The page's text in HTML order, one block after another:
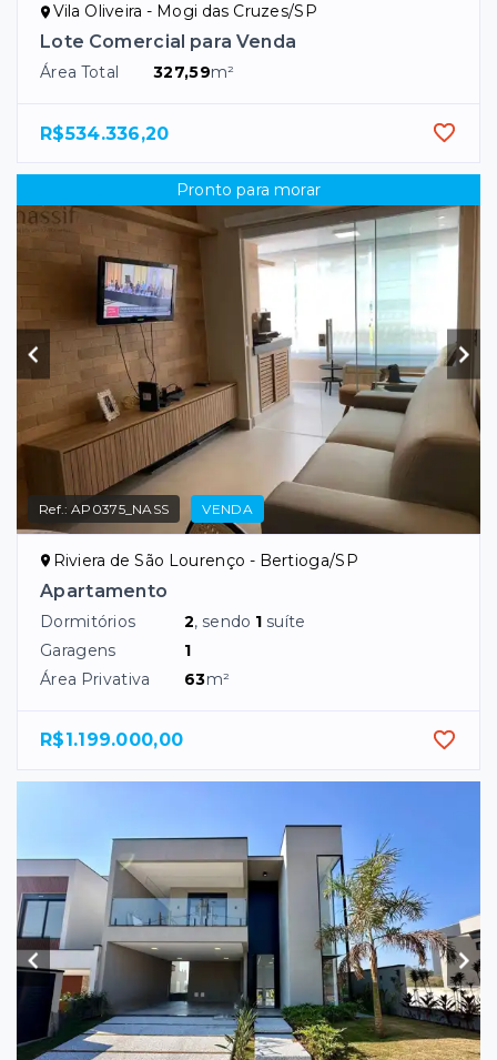
Vila Oliveira - Mogi das Cruzes/SP
Lote Comercial para Venda
Área Total 327,59m²
R$534.336,20
Pronto para morar
Ref.:AP0375_NASS VENDA
Riviera de São Lourenço - Bertioga/SP
Apartamento
Dormitórios 2, sendo 1 suíte
Garagens
1
Área Privativa
63m²
R$1.199.000,00